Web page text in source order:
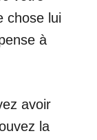
chose lui
à
avoir
la